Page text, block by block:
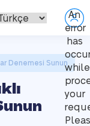
An
error
has
while
your
Denemesi Sunun